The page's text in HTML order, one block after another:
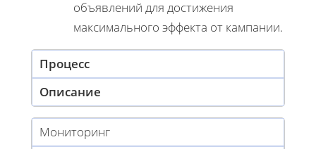
объявлений для достижения
максимального эффекта от кампании.
Процесс
Описание
Мониторинг